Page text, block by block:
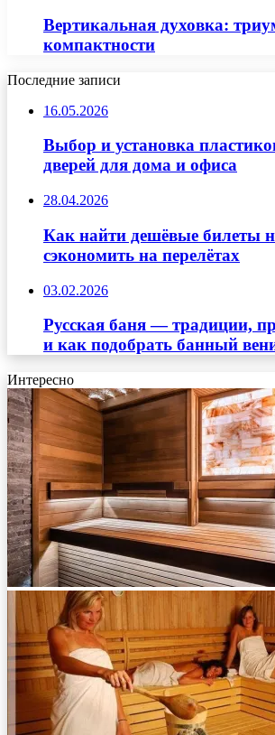
Вертикальная духовка:
компактности
Последние записи
16.05.2026
Выбор и установка
дверей для дома и офиса
28.04.2026
Как найти дешёвые билеты
сэкономить на перелётах
03.02.2026
Русская баня — традиции,
и как подобрать банный
Интересно